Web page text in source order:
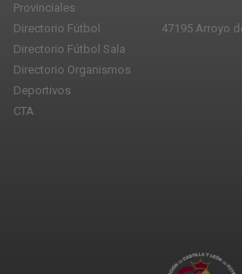
Provinciales
Directorio Fútbol
Directorio Fútbol Sala
Directorio Organismos
Deportivos
CTA
47195 Arroyo